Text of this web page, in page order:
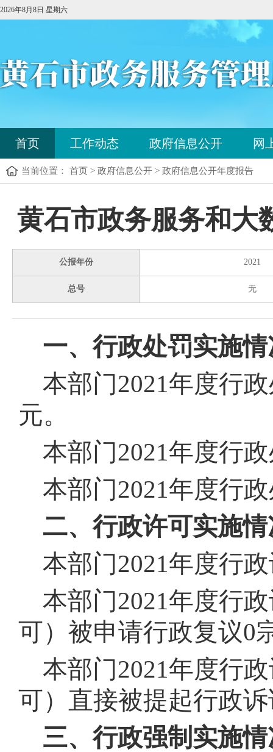
2026年8月8日 星期六
首页 工作动态 政府信息公开 网
当前位置： 首页 > 政府信息公开 > 政府信息公开年度报告
黄石市政务服务和大
公报年份 2021
总号 无
一、行政处罚实施
本部门2021年度行
元。
本部门2021年度行
本部门2021年度行
二、行政许可实施
本部门2021年度行
本部门2021年度行
可）被申请行政复议0
本部门2021年度行
可）直接被提起行政
三、行政强制实施